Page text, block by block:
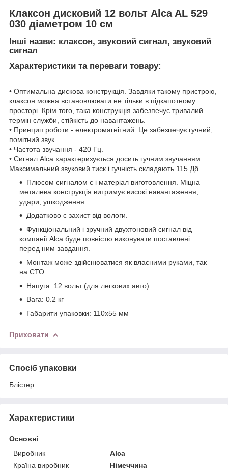
Клаксон дисковий 12 вольт Alca AL 529
030 діаметром 10 см
Інші назви: клаксон, звуковий сигнал, звуковий
сигнал
Характеристики та переваги товару:
• Оптимальна дискова конструкція. Завдяки такому пристрою,
клаксон можна встановлювати не тільки в підкапотному
просторі. Крім того, така конструкція забезпечує тривалий
термін служби, стійкість до навантажень.
• Принцип роботи - електромагнітний. Це забезпечує гучний,
помітний звук.
• Частота звучання - 420 Гц.
• Сигнал Alca характеризується досить гучним звучанням.
Максимальний звуковий тиск і гучність складають 115 Дб.
Плюсом сигналом є і матеріал виготовлення. Міцна
металева конструкція витримує високі навантаження,
удари, ушкодження.
Додатково є захист від вологи.
Функціональний і зручний двухтоновий сигнал від
компанії Alca буде повністю виконувати поставлені
перед ним завдання.
Монтаж може здійснюватися як власними руками, так
на СТО.
Напуга: 12 вольт (для легкових авто).
Вага: 0.2 кг
Габарити упаковки: 110x55 мм
Приховати
Спосіб упаковки
Блістер
Характеристики
Основні
Виробник
Alca
Країна виробник
Німеччина